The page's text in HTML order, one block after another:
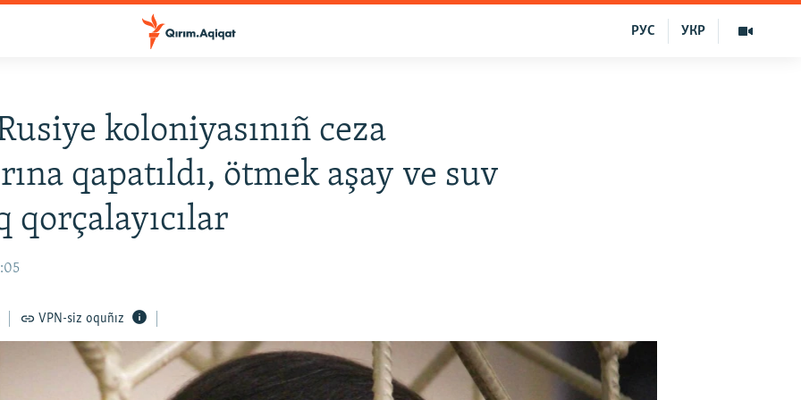
УКР
РУС
koloniyasınıñ ceza
qapatıldı, ötmek aşay ve suv
qorçalayıcılar
VPN-siz oquñız